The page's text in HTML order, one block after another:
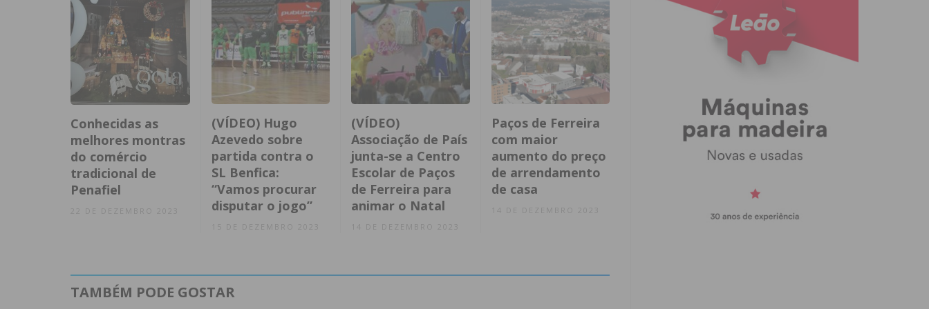
Conhecidas as
melhores montras
do comércio
tradicional de
Penafiel
(VÍDEO) Hugo
Azevedo sobre
partida contra o
SL Benfica:
“Vamos procurar
disputar o jogo”
(VÍDEO)
Associação de País
junta-se a Centro
Escolar de Paços
de Ferreira para
animar o Natal
14 DE DEZEMBRO 2023
Paços de Ferreira
com maior
aumento do preço
de arrendamento
de casa
14 DE DEZEMBRO 2023
TAMBÉM PODE GOSTAR